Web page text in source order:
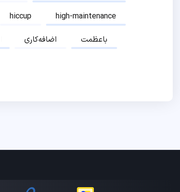
hiccup
high-maintenance
اضافه‌کاری
باعظمت